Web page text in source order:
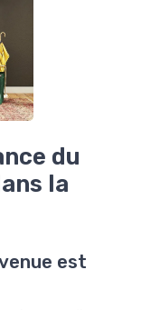
du
la
est